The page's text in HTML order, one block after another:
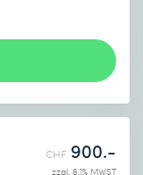
CHF 900.-
zzgl. 8.1% MWST